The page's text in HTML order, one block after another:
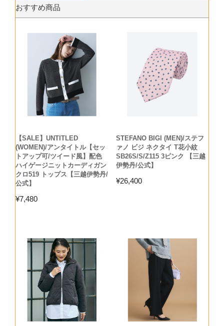
おすすめ商品
【SALE】UNTITLED
(WOMEN)/アンタイトル【セッ
トアップ可/ツイード風】配色
ハイゲージニットカーディガン
クロ519 トップス【三越伊勢丹/
公式】
¥7,480
STEFANO BIGI (MEN)/ステフ
ァノ ビジ ネクタイ T花小紋
SB26S/S/Z115 3ピンク 【三越
伊勢丹/公式】
¥26,400